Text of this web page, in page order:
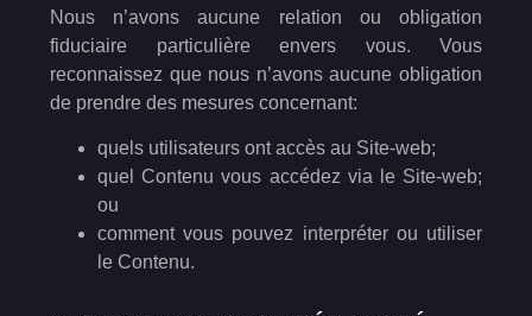
Nous n’avons aucune relation ou obligation
fiduciaire particulière envers vous. Vous
reconnaissez que nous n’avons aucune obligation
de prendre des mesures concernant:
quels utilisateurs ont accès au Site-web;
quel Contenu vous accédez via le Site-web;
ou
comment vous pouvez interpréter ou utiliser
le Contenu.